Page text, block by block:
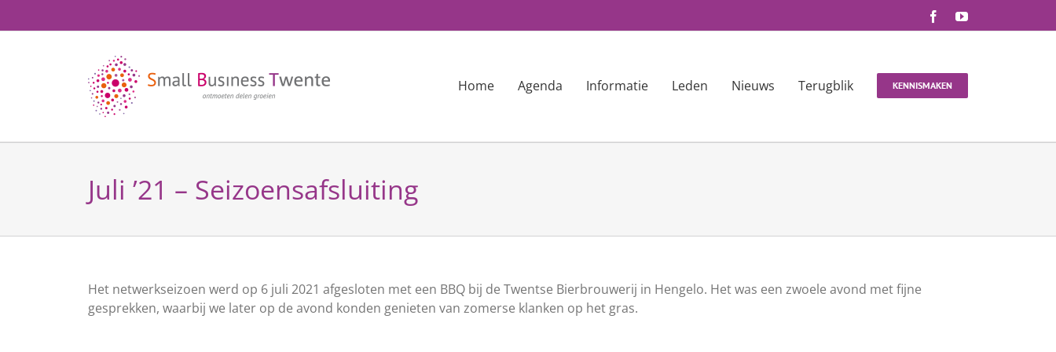
naar
FacebookYouTube
Home Agenda Informatie Leden Nieuws Terugblik KENNISMAKEN
Juli ’21 – Seizoensafsluiting
Het netwerkseizoen werd op 6 juli 2021 afgesloten met een BBQ bij de Twentse Bierbrouwerij in Hengelo. Het was een zwoele avond met fijne
gesprekken, waarbij we later op de avond konden genieten van zomerse klanken op het gras.